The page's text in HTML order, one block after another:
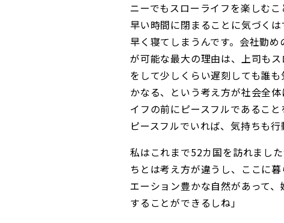
ニーでもスローライフを楽しむ
早い時間に閉まることに気づく
早く寝てしまうんです。会社勤
が可能な最大の理由は、上司も
をして少しくらい遅刻しても誰
かなる、という考え方が社会全
イフの前にピースフルであるこ
ピースフルでいれば、気持ちも行
私はこれまで52カ国を訪れまし
ちとは考え方が違うし、ここに
エーション豊かな自然があって
することができるしね」